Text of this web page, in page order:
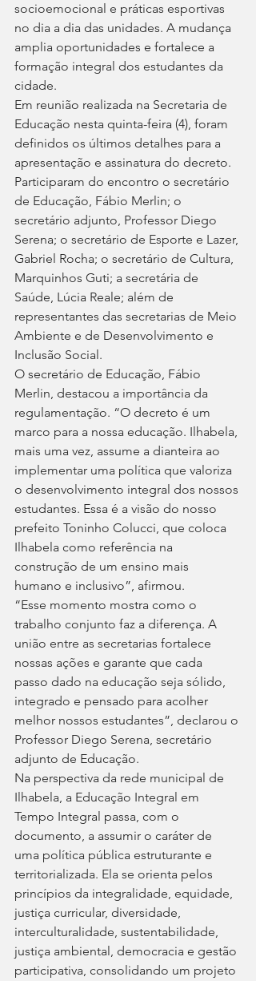
socioemocional e práticas esportivas
no dia a dia das unidades. A mudança
amplia oportunidades e fortalece a
formação integral dos estudantes da
cidade.
Em reunião realizada na Secretaria de
Educação nesta quinta-feira (4), foram
definidos os últimos detalhes para a
apresentação e assinatura do decreto.
Participaram do encontro o secretário
de Educação, Fábio Merlin; o
secretário adjunto, Professor Diego
Serena; o secretário de Esporte e Lazer,
Gabriel Rocha; o secretário de Cultura,
Marquinhos Guti; a secretária de
Saúde, Lúcia Reale; além de
representantes das secretarias de Meio
Ambiente e de Desenvolvimento e
Inclusão Social.
O secretário de Educação, Fábio
Merlin, destacou a importância da
regulamentação. “O decreto é um
marco para a nossa educação. Ilhabela,
mais uma vez, assume a dianteira ao
implementar uma política que valoriza
o desenvolvimento integral dos nossos
estudantes. Essa é a visão do nosso
prefeito Toninho Colucci, que coloca
Ilhabela como referência na
construção de um ensino mais
humano e inclusivo”, afirmou.
“Esse momento mostra como o
trabalho conjunto faz a diferença. A
união entre as secretarias fortalece
nossas ações e garante que cada
passo dado na educação seja sólido,
integrado e pensado para acolher
melhor nossos estudantes”, declarou o
Professor Diego Serena, secretário
adjunto de Educação.
Na perspectiva da rede municipal de
Ilhabela, a Educação Integral em
Tempo Integral passa, com o
documento, a assumir o caráter de
uma política pública estruturante e
territorializada. Ela se orienta pelos
princípios da integralidade, equidade,
justiça curricular, diversidade,
interculturalidade, sustentabilidade,
justiça ambiental, democracia e gestão
participativa, consolidando um projeto